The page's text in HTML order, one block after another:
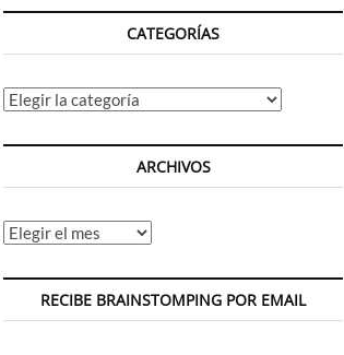
CATEGORÍAS
Categorías
ARCHIVOS
Archivos
RECIBE BRAINSTOMPING POR EMAIL